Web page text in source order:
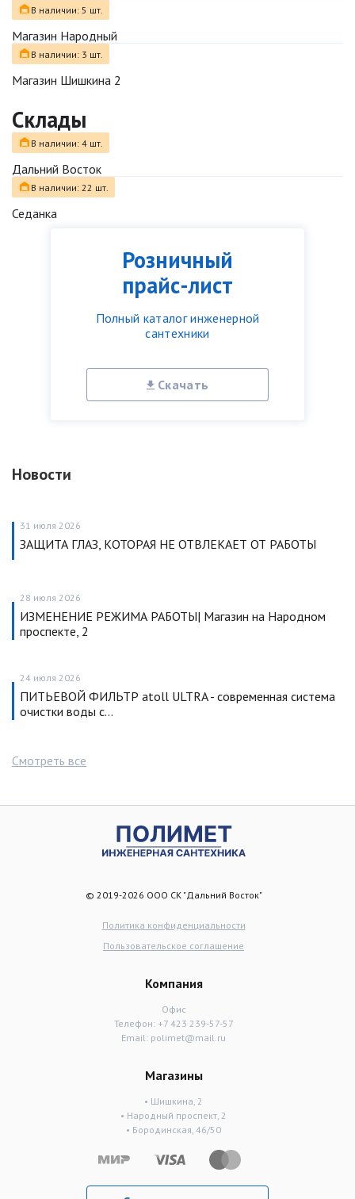
Розничный
прайс-лист
Полный каталог инженерной
сантехники
Скачать
Новости
31 июля 2026
ЗАЩИТА ГЛАЗ, КОТОРАЯ НЕ ОТВЛЕКАЕТ ОТ РАБОТЫ
28 июля 2026
ИЗМЕНЕНИЕ РЕЖИМА РАБОТЫ| Магазин на Народном
проспекте, 2
24 июля 2026
ПИТЬЕВОЙ ФИЛЬТР atoll ULTRA - современная система
очистки воды с…
Смотреть все
В наличии: 5 шт.
Магазин Народный
В наличии: 3 шт.
Магазин Шишкина 2
Склады
В наличии: 4 шт.
Дальний Восток
В наличии: 22 шт.
Седанка
© 2019-2026 ООО СК "Дальний Восток"
Политика конфиденциальности
Пользовательское соглашение
Компания
Офис
Телефон: +7 423 239-57-57
Email: polimet@mail.ru
Магазины
• Шишкина, 2
• Народный проспект, 2
• Бородинская, 46/50